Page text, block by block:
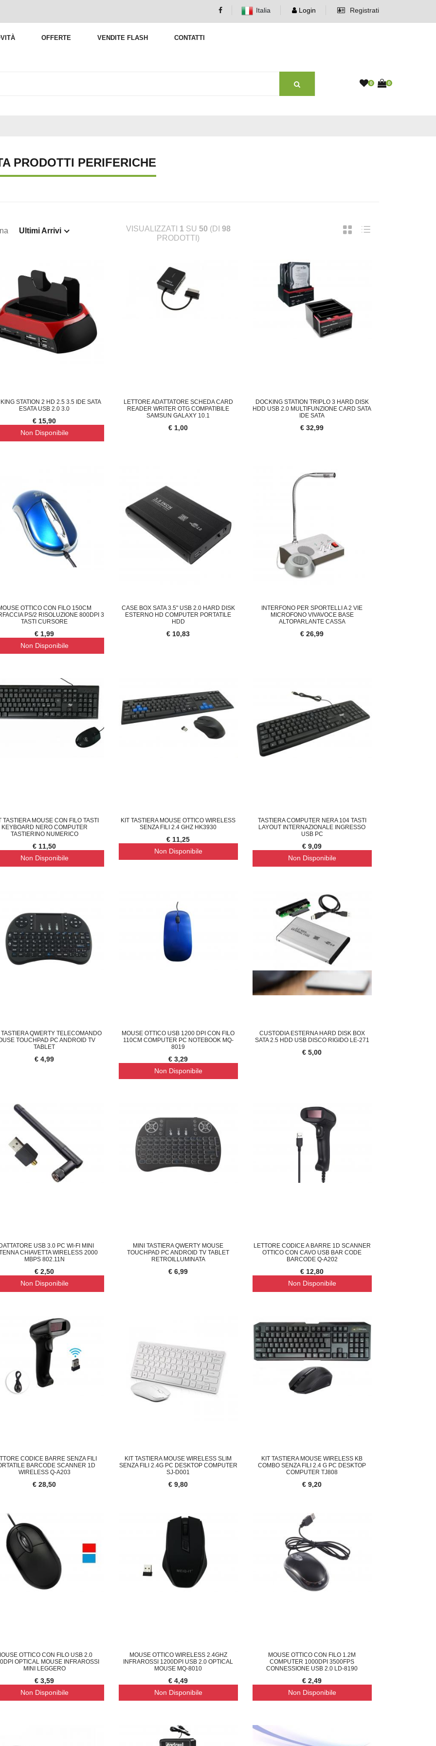
Italia Login Registrati
OFFERTE VENDITE FLASH CONTATTI
0 0
LAMPADA DA PARETE M COPPIA DEFLETTORE ARIA CONDIZIONATO FORNELLO A GAS DA CAMPEGGIO PORTATI
PRODOTTI PERIFERICHE
Ultimi Arrivi VISUALIZZATI 1 SU 50 (DI 98
PRODOTTI)
STATION 2 HD 2.5 3.5 IDE SATA
ESATA USB 2.0 3.0
€ 15,90
Non Disponibile
LETTORE ADATTATORE SCHEDA CARD
READER WRITER OTG COMPATIBILE
SAMSUN GALAXY 10.1
€ 1,00
DOCKING STATION TRIPLO 3 HARD DISK
HDD USB 2.0 MULTIFUNZIONE CARD SATA
IDE SATA
€ 32,99
OTTICO CON FILO 150CM
PS/2 RISOLUZIONE 800DPI 3
TASTI CURSORE
€ 1,99
Non Disponibile
CASE BOX SATA 3.5" USB 2.0 HARD DISK
ESTERNO HD COMPUTER PORTATILE
HDD
€ 10,83
INTERFONO PER SPORTELLI A 2 VIE
MICROFONO VIVAVOCE BASE
ALTOPARLANTE CASSA
€ 26,99
TASTIERA MOUSE CON FILO TASTI
KEYBOARD NERO COMPUTER
TASTIERINO NUMERICO
€ 11,50
Non Disponibile
KIT TASTIERA MOUSE OTTICO WIRELESS
SENZA FILI 2.4 GHZ HK3930
€ 11,25
Non Disponibile
TASTIERA COMPUTER NERA 104 TASTI
LAYOUT INTERNAZIONALE INGRESSO
USB PC
€ 9,09
Non Disponibile
QWERTY TELECOMANDO
TOUCHPAD PC ANDROID TV
TABLET
€ 4,99
MOUSE OTTICO USB 1200 DPI CON FILO
110CM COMPUTER PC NOTEBOOK MQ-
8019
€ 3,29
Non Disponibile
CUSTODIA ESTERNA HARD DISK BOX
SATA 2.5 HDD USB DISCO RIGIDO LE-271
€ 5,00
USB 3.0 PC WI-FI MINI
CHIAVETTA WIRELESS 2000
MBPS 802.11N
€ 2,50
Non Disponibile
MINI TASTIERA QWERTY MOUSE
TOUCHPAD PC ANDROID TV TABLET
RETROILLUMINATA
€ 6,99
LETTORE CODICE A BARRE 1D SCANNER
OTTICO CON CAVO USB BAR CODE
BARCODE Q-A202
€ 12,80
Non Disponibile
CODICE BARRE SENZA FILI
BARCODE SCANNER 1D
WIRELESS Q-A203
€ 28,50
KIT TASTIERA MOUSE WIRELESS SLIM
SENZA FILI 2.4G PC DESKTOP COMPUTER
SJ-D001
€ 9,80
KIT TASTIERA MOUSE WIRELESS KB
COMBO SENZA FILI 2.4 G PC DESKTOP
COMPUTER TJ808
€ 9,20
OTTICO CON FILO USB 2.0
OPTICAL MOUSE INFRAROSSI
MINI LEGGERO
€ 3,59
Non Disponibile
MOUSE OTTICO WIRELESS 2.4GHZ
INFRAROSSI 1200DPI USB 2.0 OPTICAL
MOUSE MQ-8010
€ 4,49
Non Disponibile
MOUSE OTTICO CON FILO 1.2M
COMPUTER 1000DPI 3500FPS
CONNESSIONE USB 2.0 LD-8190
€ 2,49
Non Disponibile